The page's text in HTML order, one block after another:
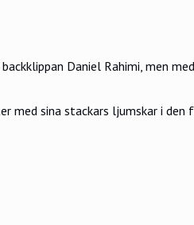
Daniel Rahimi, men
med sina stackars ljumskar i den